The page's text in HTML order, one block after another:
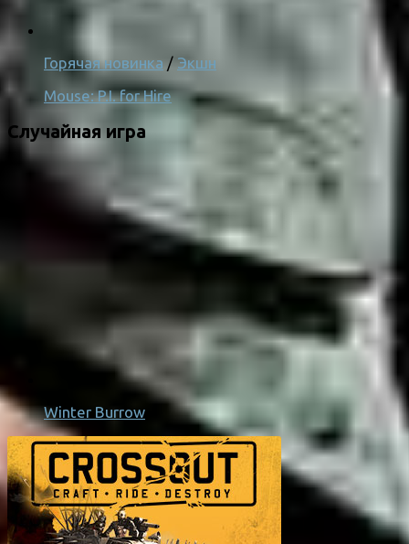
Горячая новинка / Экшн
Mouse: P.I. for Hire
Случайная игра
Winter Burrow